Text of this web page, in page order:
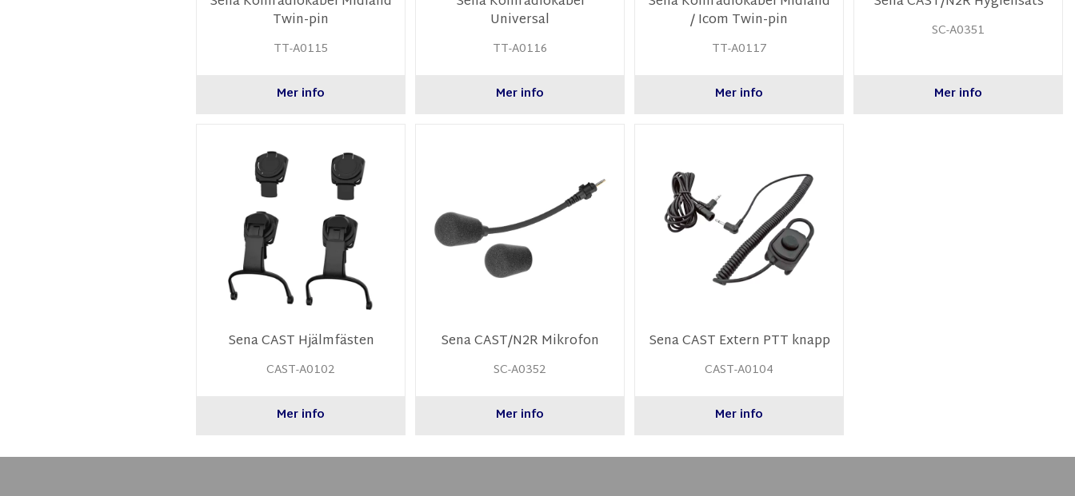
Twin-pin
TT-A0115
Mer info
Universal
TT-A0116
Mer info
/ Icom Twin-pin
TT-A0117
Mer info
SC-A0351
Mer info
Sena CAST Hjälmfästen
CAST-A0102
Mer info
Sena CAST/N2R Mikrofon
SC-A0352
Mer info
Sena CAST Extern PTT knapp
CAST-A0104
Mer info